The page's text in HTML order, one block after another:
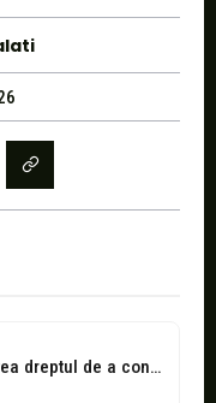
Tânăr prins la volan fără a avea dreptul de a conduce